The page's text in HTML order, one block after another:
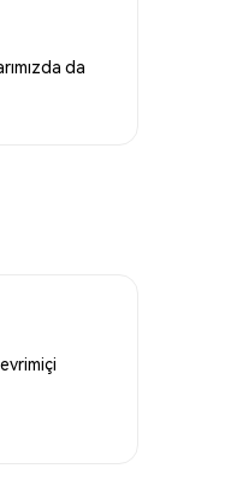
da